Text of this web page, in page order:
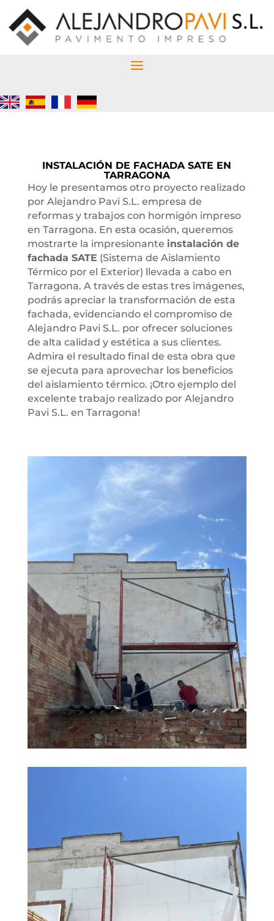
INSTALACIÓN DE FACHADA SATE EN
TARRAGONA
Hoy le presentamos otro proyecto realizado
por Alejandro Pavi S.L. empresa de
reformas y trabajos con hormigón impreso
en Tarragona. En esta ocasión, queremos
mostrarte la impresionante instalación de
fachada SATE (Sistema de Aislamiento
Térmico por el Exterior) llevada a cabo en
Tarragona. A través de estas tres imágenes,
podrás apreciar la transformación de esta
fachada, evidenciando el compromiso de
Alejandro Pavi S.L. por ofrecer soluciones
de alta calidad y estética a sus clientes.
Admira el resultado final de esta obra que
se ejecuta para aprovechar los beneficios
del aislamiento térmico. ¡Otro ejemplo del
excelente trabajo realizado por Alejandro
Pavi S.L. en Tarragona!